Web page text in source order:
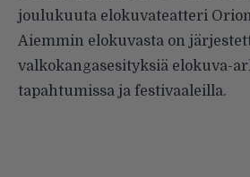
joulukuuta elokuvateatteri
Aiemmin elokuvasta on
valkokangasesityksiä elokuva-
tapahtumissa ja festivaaleilla.